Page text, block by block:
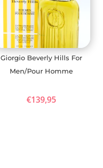
Giorgio Beverly Hills For
Men/Pour Homme
€139,95